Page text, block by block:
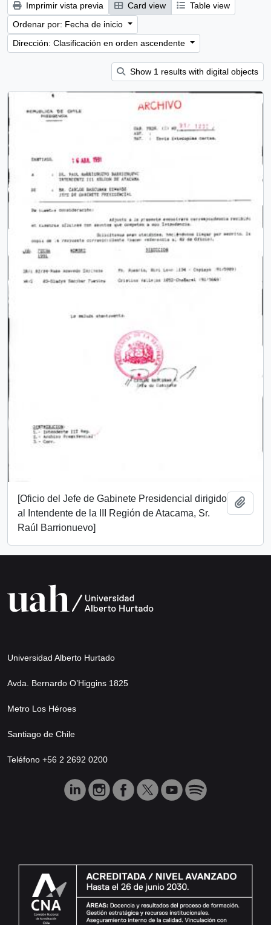
Imprimir vista previa Card view
Table view
Ordenar por: Fecha de inicio
Dirección: Clasificación en orden ascendente
Show 1 results with digital objects
[Oficio del Jefe de Gabinete Presidencial dirigido
al Intendente de la III Región de Atacama, Sr.
Raúl Barrionuevo]
Universidad Alberto Hurtado
Avda. Bernardo O’Higgins 1825
Metro Los Héroes
Santiago de Chile
Teléfono +56 2 2692 0200